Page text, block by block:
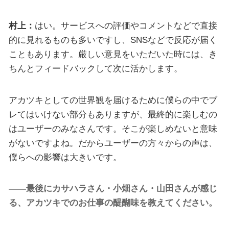
村上： はい。サービスへの評価やコメントなどで直接
的に見れるものも多いですし、SNSなどで反応が届く
こともあります。厳しい意見をいただいた時には、き
ちんとフィードバックして次に活かします。
アカツキとしての世界観を届けるために僕らの中でブ
レてはいけない部分もありますが、最終的に楽しむの
はユーザーのみなさんです。そこが楽しめないと意味
がないですよね。だからユーザーの方々からの声は、
僕らへの影響は大きいです。
――最後にカサハラさん・小畑さん・山田さんが感じ
る、アカツキでのお仕事の醍醐味を教えてください。